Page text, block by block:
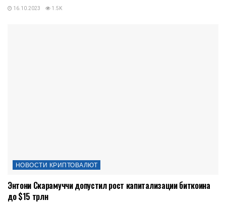
16.10.2023 1.5K
НОВОСТИ КРИПТОВАЛЮТ
Энтони Скарамуччи допустил рост капитализации биткоина
до $15 трлн